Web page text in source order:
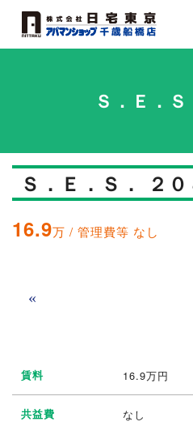
Ｓ．Ｅ．
Ｓ．Ｅ．Ｓ． ２０
16.9万 / 管理費等 なし
«
賃料 16.9万円
共益費 なし